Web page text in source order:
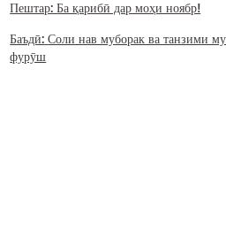
Пештар: Ба қарибӣ дар моҳи ноябр!
Баъдӣ: Соли нав муборак ва танзими
фурӯш